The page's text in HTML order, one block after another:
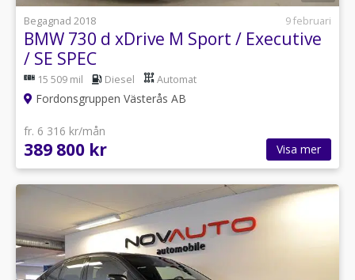
Begagnad 2018
9 februari
BMW 730 d xDrive M Sport / Executive
/ SE SPEC
15 509 mil Diesel Automat
Fordonsgruppen Västerås AB
fr. 6 316 kr/mån
389 800 kr Visa mer